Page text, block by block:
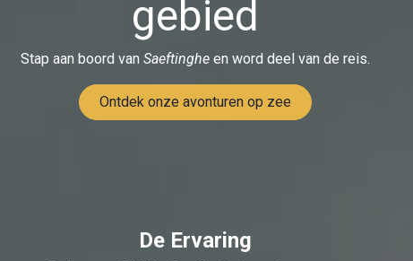
gebied
Stap aan boord van Saeftinghe en word deel van de reis.
Ontdek onze avonturen op zee
De Ervaring